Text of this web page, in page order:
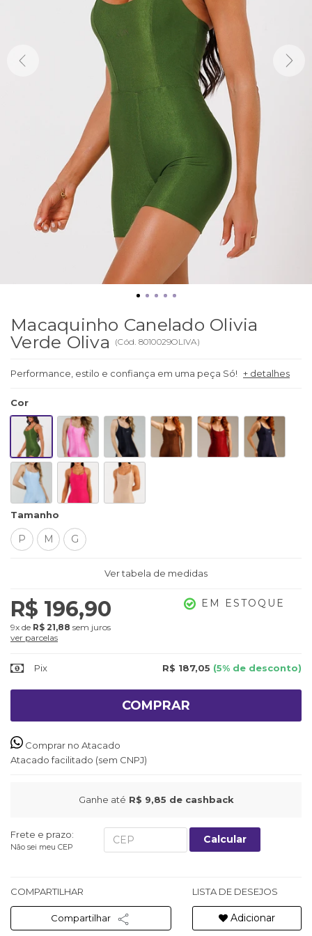
Macaquinho Canelado Olivia
Verde Oliva
(Cód. 8010029OLIVA)
Performance, estilo e confiança em uma peça Só! + detalhes
Cor
Tamanho
P M G
Ver tabela de medidas
R$ 196,90
9x de R$ 21,88 sem juros
ver parcelas
EM ESTOQUE
Pix R$ 187,05 (5% de desconto)
COMPRAR
Comprar no Atacado
Atacado facilitado (sem CNPJ)
Ganhe até R$ 9,85 de cashback
Frete e prazo:
Não sei meu CEP
Calcular
COMPARTILHAR
Compartilhar
LISTA DE DESEJOS
Adicionar